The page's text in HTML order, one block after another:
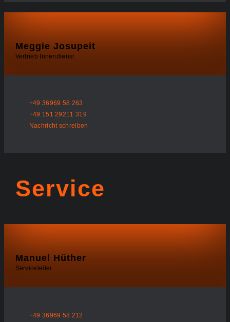
Meggie Josupeit
Vertrieb Innendienst
+49 36969 58 263
+49 151 29211 319
Nachricht schreiben
Service
Manuel Hüther
Serviceleiter
+49 36969 58 212